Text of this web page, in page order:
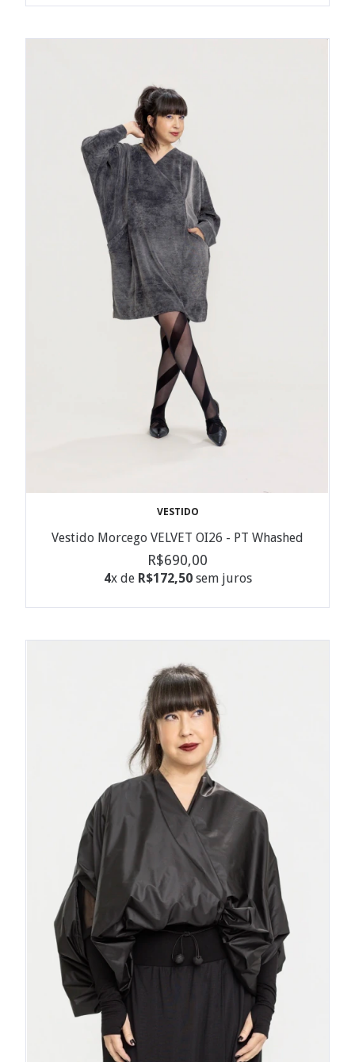
VESTIDO
Vestido Morcego VELVET OI26 - PT Whashed
R$690,00
4x de R$172,50sem juros